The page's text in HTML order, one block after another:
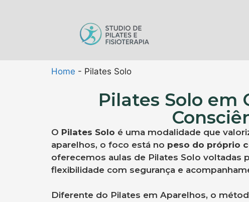
Home - Pilates Solo
Pilates Solo em
O Pilates Solo é uma modalidade que
aparelhos, o foco está no peso do próprio
oferecemos aulas de Pilates Solo voltadas
flexibilidade com segurança e
Diferente do Pilates em Aparelhos, o